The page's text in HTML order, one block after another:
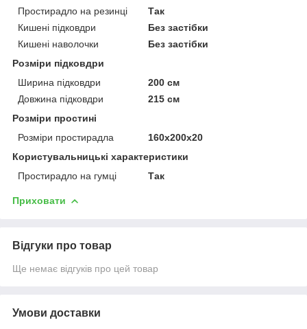
Простирадло на резинці
Так
Кишені підковдри
Без застібки
Кишені наволочки
Без застібки
Розміри підковдри
Ширина підковдри
200 см
Довжина підковдри
215 см
Розміри простині
Розміри простирадла
160х200х20
Користувальницькі характеристики
Простирадло на гумці
Так
Приховати
Відгуки про товар
Ще немає відгуків про цей товар
Умови доставки